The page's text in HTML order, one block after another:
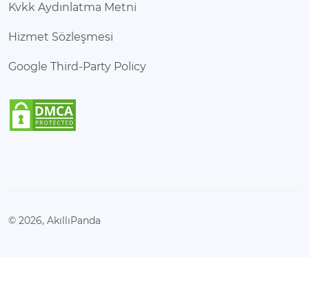
Kvkk Aydınlatma Metni
Hizmet Sözleşmesi
Google Third-Party Policy
© 2026, AkıllıPanda